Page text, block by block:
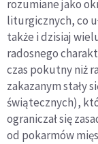
rozumiane jako
liturgicznych, co
także i dzisiaj
radosnego
czas pokutny niż
zakazanym stały
świątecznych),
ograniczał się
od pokarmów